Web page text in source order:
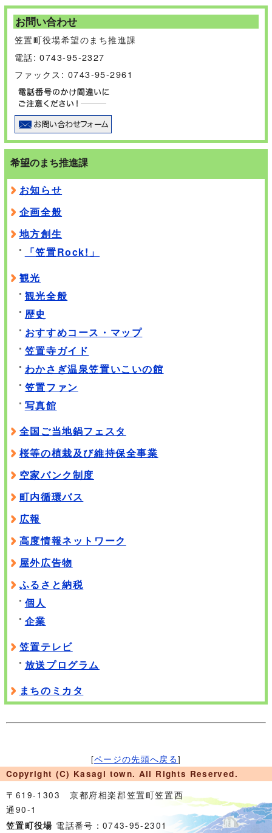
お問い合わせ
笠置町役場希望のまち推進課
電話: 0743-95-2327
ファックス: 0743-95-2961
希望のまち推進課
お知らせ
企画全般
地方創生
「笠置Rock!」
観光
観光全般
歴史
おすすめコース・マップ
笠置寺ガイド
わかさぎ温泉笠置いこいの館
笠置ファン
写真館
全国ご当地鍋フェスタ
桜等の植栽及び維持保全事業
空家バンク制度
町内循環バス
広報
高度情報ネットワーク
屋外広告物
ふるさと納税
個人
企業
笠置テレビ
放送プログラム
まちのミカタ
[ページの先頭へ戻る]
Copyright (C) Kasagi town. All Rights Reserved.
〒619-1303 京都府相楽郡笠置町笠置西
通90-1
笠置町役場 電話番号：0743-95-2301